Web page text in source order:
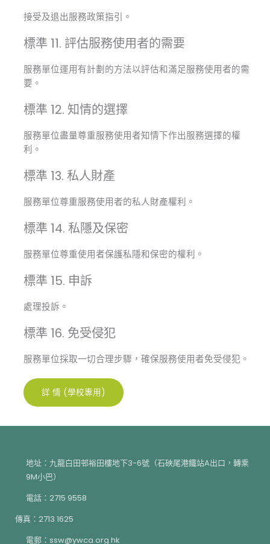
接受及退出服務政策指引。
標準 11. 評估服務使用者的需要
服務單位運用有計劃的方法以評估和滿足服務使用者的需
要。
標準 12. 知情的選擇
服務單位盡量尊重服務使用者知情下作出服務選擇的權
利。
標準 13. 私人財產
服務單位尊重服務使用者的私人財產權利。
標準 14. 私隱及保密
服務單位尊重使用者保護私隱和保密的權利。
標準 15. 申訴
處理投訴。
標準 16. 免受侵犯
服務單位採取一切合理步驟，確保服務使用者免受侵犯。
詳 情 (學校專用)
地址：九龍白田邨裕田樓地下3-6號（石硤尾港鐵站A出口，轉乘
9M小巴）
電話：2715 9558
傳真：2713 1625
電郵：ssw@ywca.org.hk